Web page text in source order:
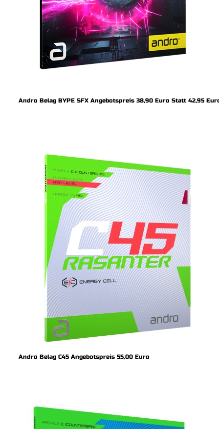
Andro Belag BYPE SFX Angebotspreis 38,90 Euro Statt 42,95
Andro Belag C45 Angebotspreis 55,00 Euro